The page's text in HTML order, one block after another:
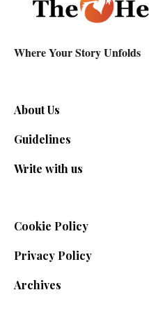
Where Your Story Unfolds
About Us
Guidelines
Write with us
Cookie Policy
Privacy Policy
Archives